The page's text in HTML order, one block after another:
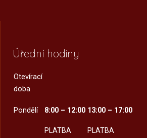
Úřední hodiny
Otevírací
doba
Pondělí 8:00 – 12:00
PLATBA
13:00 – 17:00
PLATBA